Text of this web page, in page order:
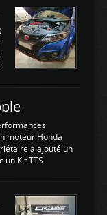
la large bande
deepfake
connectée sur
pour
est une
variable d'un
...
moteur Honda
a ajouté un
un Kit TTS
de son moteur:
300Cv sans